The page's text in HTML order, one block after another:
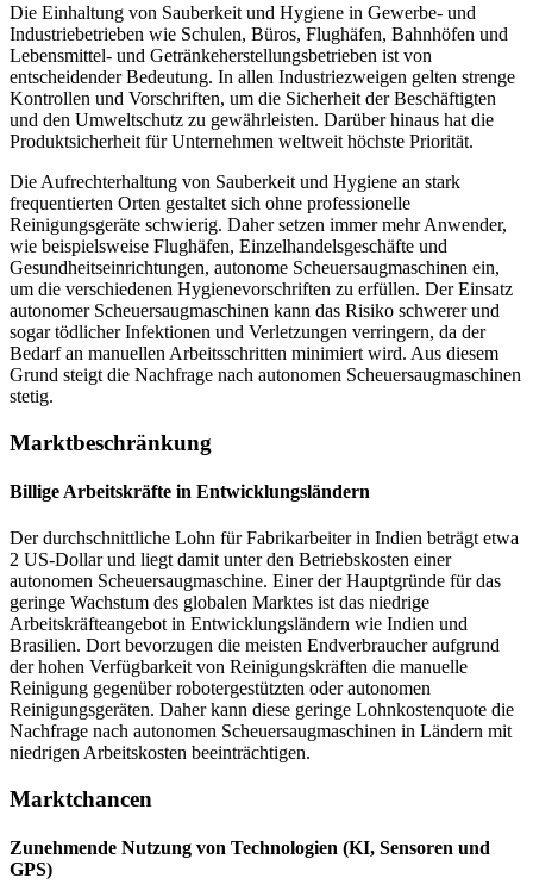
Die Einhaltung von Sauberkeit und Hygiene in Gewerbe- und
Industriebetrieben wie Schulen, Büros, Flughäfen, Bahnhöfen und
Lebensmittel- und Getränkeherstellungsbetrieben ist von
entscheidender Bedeutung. In allen Industriezweigen gelten strenge
Kontrollen und Vorschriften, um die Sicherheit der Beschäftigten
und den Umweltschutz zu gewährleisten. Darüber hinaus hat die
Produktsicherheit für Unternehmen weltweit höchste Priorität.
Die Aufrechterhaltung von Sauberkeit und Hygiene an stark
frequentierten Orten gestaltet sich ohne professionelle
Reinigungsgeräte schwierig. Daher setzen immer mehr Anwender,
wie beispielsweise Flughäfen, Einzelhandelsgeschäfte und
Gesundheitseinrichtungen, autonome Scheuersaugmaschinen ein,
um die verschiedenen Hygienevorschriften zu erfüllen. Der Einsatz
autonomer Scheuersaugmaschinen kann das Risiko schwerer und
sogar tödlicher Infektionen und Verletzungen verringern, da der
Bedarf an manuellen Arbeitsschritten minimiert wird. Aus diesem
Grund steigt die Nachfrage nach autonomen Scheuersaugmaschinen
stetig.
Marktbeschränkung
Billige Arbeitskräfte in Entwicklungsländern
Der durchschnittliche Lohn für Fabrikarbeiter in Indien beträgt etwa
2 US-Dollar und liegt damit unter den Betriebskosten einer
autonomen Scheuersaugmaschine. Einer der Hauptgründe für das
geringe Wachstum des globalen Marktes ist das niedrige
Arbeitskräfteangebot in Entwicklungsländern wie Indien und
Brasilien. Dort bevorzugen die meisten Endverbraucher aufgrund
der hohen Verfügbarkeit von Reinigungskräften die manuelle
Reinigung gegenüber robotergestützten oder autonomen
Reinigungsgeräten. Daher kann diese geringe Lohnkostenquote die
Nachfrage nach autonomen Scheuersaugmaschinen in Ländern mit
niedrigen Arbeitskosten beeinträchtigen.
Marktchancen
Zunehmende Nutzung von Technologien (KI, Sensoren und
GPS)